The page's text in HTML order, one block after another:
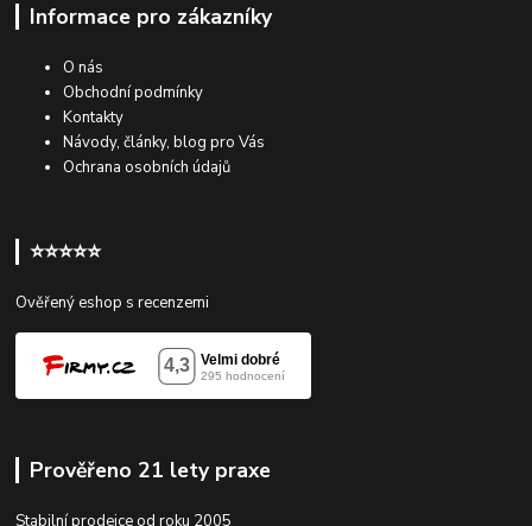
Informace pro zákazníky
O nás
Obchodní podmínky
Kontakty
Návody, články, blog pro Vás
Ochrana osobních údajů
⭐⭐⭐⭐⭐
Ověřený eshop s recenzemi
Prověřeno 21 lety praxe
Stabilní prodejce od roku 2005